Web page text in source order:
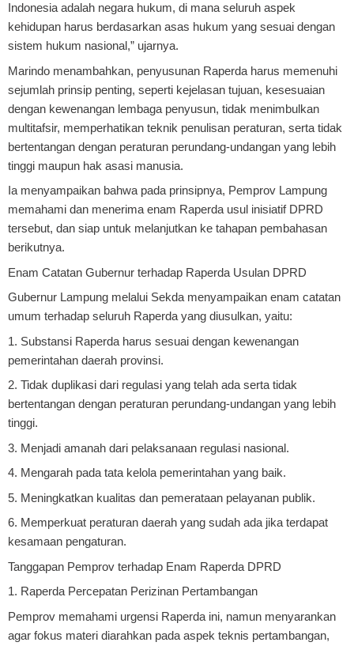
Indonesia adalah negara hukum, di mana seluruh aspek
kehidupan harus berdasarkan asas hukum yang sesuai dengan
sistem hukum nasional,” ujarnya.
Marindo menambahkan, penyusunan Raperda harus memenuhi
sejumlah prinsip penting, seperti kejelasan tujuan, kesesuaian
dengan kewenangan lembaga penyusun, tidak menimbulkan
multitafsir, memperhatikan teknik penulisan peraturan, serta tidak
bertentangan dengan peraturan perundang-undangan yang lebih
tinggi maupun hak asasi manusia.
Ia menyampaikan bahwa pada prinsipnya, Pemprov Lampung
memahami dan menerima enam Raperda usul inisiatif DPRD
tersebut, dan siap untuk melanjutkan ke tahapan pembahasan
berikutnya.
Enam Catatan Gubernur terhadap Raperda Usulan DPRD
Gubernur Lampung melalui Sekda menyampaikan enam catatan
umum terhadap seluruh Raperda yang diusulkan, yaitu:
1. Substansi Raperda harus sesuai dengan kewenangan
pemerintahan daerah provinsi.
2. Tidak duplikasi dari regulasi yang telah ada serta tidak
bertentangan dengan peraturan perundang-undangan yang lebih
tinggi.
3. Menjadi amanah dari pelaksanaan regulasi nasional.
4. Mengarah pada tata kelola pemerintahan yang baik.
5. Meningkatkan kualitas dan pemerataan pelayanan publik.
6. Memperkuat peraturan daerah yang sudah ada jika terdapat
kesamaan pengaturan.
Tanggapan Pemprov terhadap Enam Raperda DPRD
1. Raperda Percepatan Perizinan Pertambangan
Pemprov memahami urgensi Raperda ini, namun menyarankan
agar fokus materi diarahkan pada aspek teknis pertambangan,